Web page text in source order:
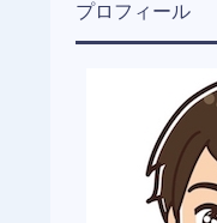
プロフィール